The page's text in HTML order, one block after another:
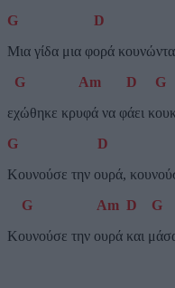
G
D
Μια γίδα μια φορά
G
Am D
G
εχώθηκε κρυφά να φάει
G
D
Κουνούσε την ουρά,
G
Am D
G
Κουνούσε την ουρά και